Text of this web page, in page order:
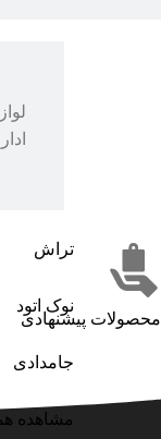
تراش
نوک اتود
جامدادی
مشاهده
محصولات پیشنهادی